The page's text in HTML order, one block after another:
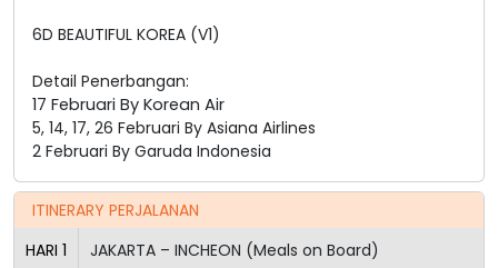
6D BEAUTIFUL KOREA (V1)
Detail Penerbangan:
17 Februari By Korean Air
5, 14, 17, 26 Februari By Asiana Airlines
2 Februari By Garuda Indonesia
ITINERARY PERJALANAN
HARI 1 JAKARTA – INCHEON (Meals on Board)